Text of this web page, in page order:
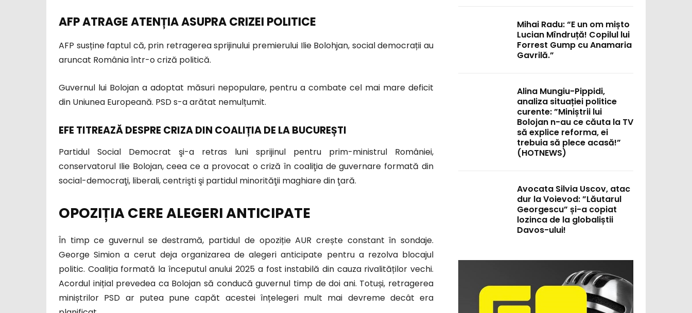
AFP ATRAGE ATENȚIA ASUPRA CRIZEI POLITICE
AFP susține faptul că, prin retragerea sprijinului premierului Ilie Bolohjan, social democrații au
aruncat România într-o criză politică.
Guvernul lui Bolojan a adoptat măsuri nepopulare, pentru a combate cel mai mare deficit
din Uniunea Europeană. PSD s-a arătat nemulțumit.
EFE TITREAZĂ DESPRE CRIZA DIN COALIȚIA DE LA BUCUREȘTI
Partidul Social Democrat şi-a retras luni sprijinul pentru prim-ministrul României,
conservatorul Ilie Bolojan, ceea ce a provocat o criză în coaliţia de guvernare formată din
social-democraţi, liberali, centrişti şi partidul minorităţii maghiare din ţară.
OPOZIȚIA CERE ALEGERI ANTICIPATE
În timp ce guvernul se destramă, partidul de opoziție AUR crește constant în sondaje.
George Simion a cerut deja organizarea de alegeri anticipate pentru a rezolva blocajul
politic. Coaliția formată la începutul anului 2025 a fost instabilă din cauza rivalităților vechi.
Acordul inițial prevedea ca Bolojan să conducă guvernul timp de doi ani. Totuși, retragerea
miniștrilor PSD ar putea pune capăt acestei înțelegeri mult mai devreme decât era
Mihai Radu: “E un om mișto
Lucian Mîndruță! Copilul lui
Forrest Gump cu Anamaria
Gavrilă.”
Alina Mungiu-Pippidi,
analiza situației politice
curente: ”Miniștrii lui
Bolojan n-au ce căuta la TV
să explice reforma, ei
trebuia să plece acasă!”
(HOTNEWS)
Avocata Silvia Uscov, atac
dur la Voievod: ”Lăutarul
Georgescu” și-a copiat
lozinca de la globaliștii
Davos-ului!